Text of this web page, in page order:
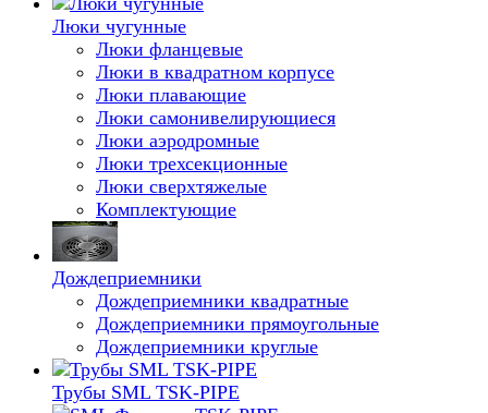
Люки чугунные
Люки фланцевые
Люки в квадратном корпусе
Люки плавающие
Люки самонивелирующиеся
Люки аэродромные
Люки трехсекционные
Люки сверхтяжелые
Комплектующие
Дождеприемники
Дождеприемники квадратные
Дождеприемники прямоугольные
Дождеприемники круглые
Трубы SML TSK-PIPE